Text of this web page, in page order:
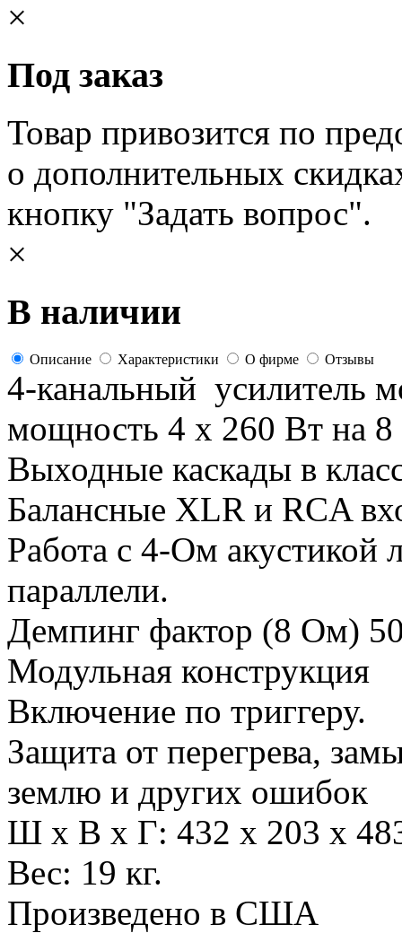
×
Под заказ
Товар привозится по
о дополнительных
кнопку "Задать вопрос".
×
В наличии
Описание Характеристики О фирме Отзывы
4-канальный усилитель
мощность 4 х 260 Вт на
Выходные каскады в
Балансные XLR и RCA
Работа с 4-Ом акустикой
параллели.
Демпинг фактор (8 Ом)
Модульная конструкция
Включение по триггеру.
Защита от перегрева,
землю и других ошибок
Ш х В х Г: 432 х 203 х
Вес: 19 кг.
Произведено в США